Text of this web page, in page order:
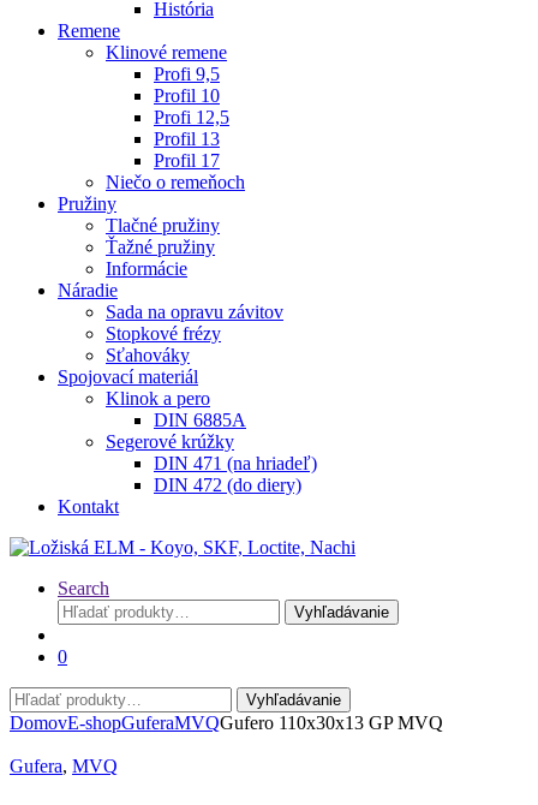
História
Remene
Klinové remene
Profi 9,5
Profil 10
Profi 12,5
Profil 13
Profil 17
Niečo o remeňoch
Pružiny
Tlačné pružiny
Ťažné pružiny
Informácie
Náradie
Sada na opravu závitov
Stopkové frézy
Sťahováky
Spojovací materiál
Klinok a pero
DIN 6885A
Segerové krúžky
DIN 471 (na hriadeľ)
DIN 472 (do diery)
Kontakt
Search
Hľadať:
Vyhľadávanie
0
Hľadať:
Vyhľadávanie
DomovE-shopGuferaMVQGufero 110x30x13 GP MVQ
Gufera, MVQ